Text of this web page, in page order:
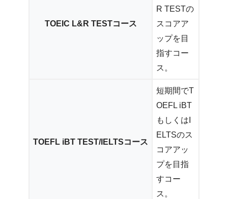
TOEIC L&R TESTコース
R TESTの
スコアア
ップを目
指すコー
ス。
TOEFL iBT TEST/IELTSコース
短期間でT
OEFL iBT
もしくはI
ELTSのス
コアアッ
プを目指
すコー
ス。